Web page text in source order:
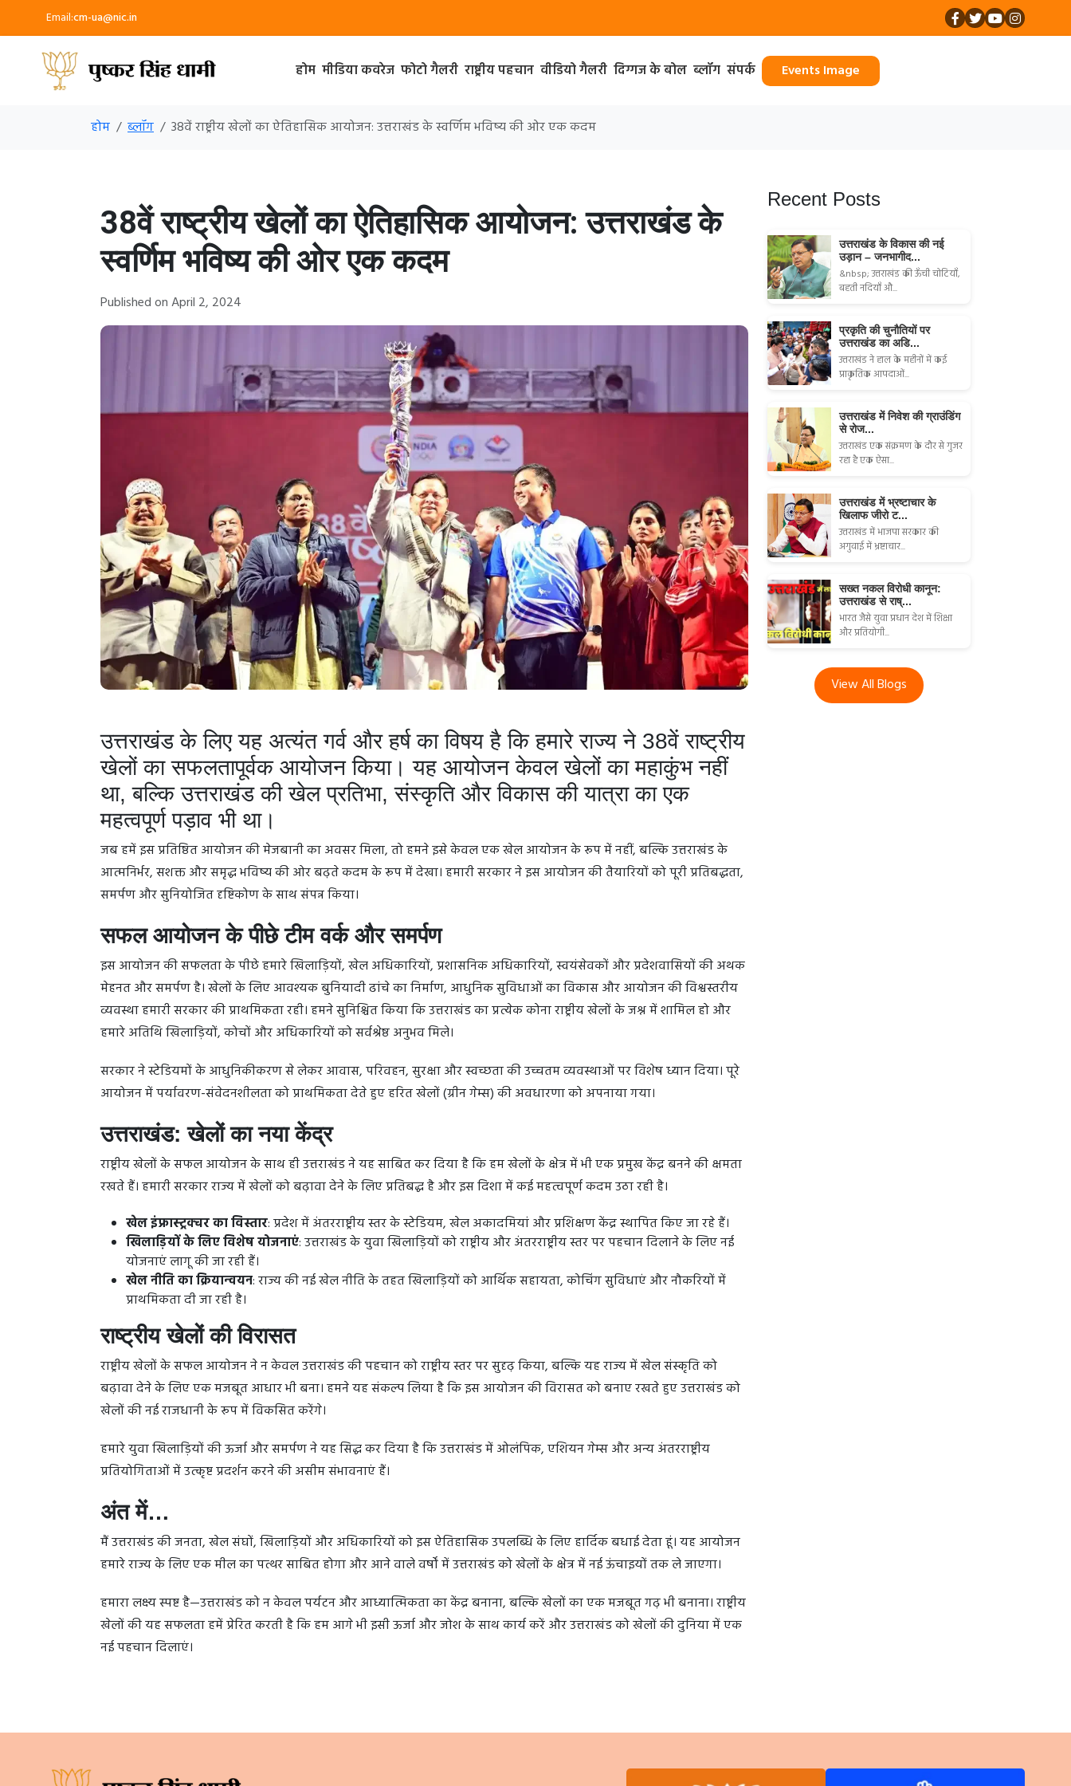
Email:cm-ua@nic.in
होम मीडिया कवरेज फोटो गैलरी राष्ट्रीय पहचान वीडियो गैलरी दिग्गज के बोल ब्लॉग संपर्क Events Image
होम ब्लॉग 38वें राष्ट्रीय खेलों का ऐतिहासिक आयोजन: उत्तराखंड के स्वर्णिम भविष्य की ओर एक कदम
38वें राष्ट्रीय खेलों का ऐतिहासिक आयोजन: उत्तराखंड के
स्वर्णिम भविष्य की ओर एक कदम
Published on April 2, 2024
उत्तराखंड के लिए यह अत्यंत गर्व और हर्ष का विषय है कि हमारे राज्य ने 38वें राष्ट्रीय
खेलों का सफलतापूर्वक आयोजन किया। यह आयोजन केवल खेलों का महाकुंभ नहीं
था, बल्कि उत्तराखंड की खेल प्रतिभा, संस्कृति और विकास की यात्रा का एक
महत्वपूर्ण पड़ाव भी था।
जब हमें इस प्रतिष्ठित आयोजन की मेजबानी का अवसर मिला, तो हमने इसे केवल एक खेल आयोजन के रूप में नहीं, बल्कि उत्तराखंड के
आत्मनिर्भर, सशक्त और समृद्ध भविष्य की ओर बढ़ते कदम के रूप में देखा। हमारी सरकार ने इस आयोजन की तैयारियों को पूरी प्रतिबद्धता,
समर्पण और सुनियोजित दृष्टिकोण के साथ संपन्न किया।
सफल आयोजन के पीछे टीम वर्क और समर्पण
इस आयोजन की सफलता के पीछे हमारे खिलाड़ियों, खेल अधिकारियों, प्रशासनिक अधिकारियों, स्वयंसेवकों और प्रदेशवासियों की अथक
मेहनत और समर्पण है। खेलों के लिए आवश्यक बुनियादी ढांचे का निर्माण, आधुनिक सुविधाओं का विकास और आयोजन की विश्वस्तरीय
व्यवस्था हमारी सरकार की प्राथमिकता रही। हमने सुनिश्चित किया कि उत्तराखंड का प्रत्येक कोना राष्ट्रीय खेलों के जश्न में शामिल हो और
हमारे अतिथि खिलाड़ियों, कोचों और अधिकारियों को सर्वश्रेष्ठ अनुभव मिले।
सरकार ने स्टेडियमों के आधुनिकीकरण से लेकर आवास, परिवहन, सुरक्षा और स्वच्छता की उच्चतम व्यवस्थाओं पर विशेष ध्यान दिया। पूरे
आयोजन में पर्यावरण-संवेदनशीलता को प्राथमिकता देते हुए हरित खेलों (ग्रीन गेम्स) की अवधारणा को अपनाया गया।
उत्तराखंड: खेलों का नया केंद्र
राष्ट्रीय खेलों के सफल आयोजन के साथ ही उत्तराखंड ने यह साबित कर दिया है कि हम खेलों के क्षेत्र में भी एक प्रमुख केंद्र बनने की क्षमता
रखते हैं। हमारी सरकार राज्य में खेलों को बढ़ावा देने के लिए प्रतिबद्ध है और इस दिशा में कई महत्वपूर्ण कदम उठा रही है।
खेल इंफ्रास्ट्रक्चर का विस्तार: प्रदेश में अंतरराष्ट्रीय स्तर के स्टेडियम, खेल अकादमियां और प्रशिक्षण केंद्र स्थापित किए जा रहे हैं।
खिलाड़ियों के लिए विशेष योजनाएं: उत्तराखंड के युवा खिलाड़ियों को राष्ट्रीय और अंतरराष्ट्रीय स्तर पर पहचान दिलाने के लिए नई
योजनाएं लागू की जा रही हैं।
खेल नीति का क्रियान्वयन: राज्य की नई खेल नीति के तहत खिलाड़ियों को आर्थिक सहायता, कोचिंग सुविधाएं और नौकरियों में
प्राथमिकता दी जा रही है।
राष्ट्रीय खेलों की विरासत
राष्ट्रीय खेलों के सफल आयोजन ने न केवल उत्तराखंड की पहचान को राष्ट्रीय स्तर पर सुदृढ़ किया, बल्कि यह राज्य में खेल संस्कृति को
बढ़ावा देने के लिए एक मजबूत आधार भी बना। हमने यह संकल्प लिया है कि इस आयोजन की विरासत को बनाए रखते हुए उत्तराखंड को
खेलों की नई राजधानी के रूप में विकसित करेंगे।
हमारे युवा खिलाड़ियों की ऊर्जा और समर्पण ने यह सिद्ध कर दिया है कि उत्तराखंड में ओलंपिक, एशियन गेम्स और अन्य अंतरराष्ट्रीय
प्रतियोगिताओं में उत्कृष्ट प्रदर्शन करने की असीम संभावनाएं हैं।
अंत में…
मैं उत्तराखंड की जनता, खेल संघों, खिलाड़ियों और अधिकारियों को इस ऐतिहासिक उपलब्धि के लिए हार्दिक बधाई देता हूं। यह आयोजन
हमारे राज्य के लिए एक मील का पत्थर साबित होगा और आने वाले वर्षों में उत्तराखंड को खेलों के क्षेत्र में नई ऊंचाइयों तक ले जाएगा।
हमारा लक्ष्य स्पष्ट है—उत्तराखंड को न केवल पर्यटन और आध्यात्मिकता का केंद्र बनाना, बल्कि खेलों का एक मजबूत गढ़ भी बनाना। राष्ट्रीय
खेलों की यह सफलता हमें प्रेरित करती है कि हम आगे भी इसी ऊर्जा और जोश के साथ कार्य करें और उत्तराखंड को खेलों की दुनिया में एक
नई पहचान दिलाएं।
Recent Posts
उत्तराखंड के विकास की नई
उड़ान – जनभागीद...
&nbsp; उत्तराखंड की ऊँची चोटियाँ,
बहती नदियाँ औ...
प्रकृति की चुनौतियों पर
उत्तराखंड का अडि...
उत्तराखंड ने हाल के महीनों में कई
प्राकृतिक आपदाओं...
उत्तराखंड में निवेश की ग्राउंडिंग
से रोज...
उत्तराखंड एक संक्रमण के दौर से गुजर
रहा है एक ऐसा...
उत्तराखंड में भ्रष्टाचार के
खिलाफ जीरो ट...
उत्तराखंड में भाजपा सरकार की
अगुवाई में भ्रष्टाचार...
सख्त नकल विरोधी कानून:
उत्तराखंड से राष्...
भारत जैसे युवा प्रधान देश में शिक्षा
और प्रतियोगी...
View All Blogs